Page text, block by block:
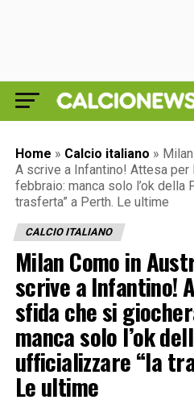
Home » Calcio italiano »
A scrive a Infantino! Attesa per
febbraio: manca solo l’ok della
trasferta” a Perth. Le ultime
CALCIO ITALIANO
Milan Como in
scrive a Infantino!
sfida che si
manca solo l’ok
ufficializzare “la
Le ultime